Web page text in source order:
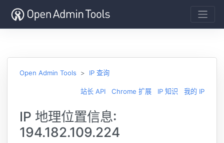
Open Admin Tools IP 查询
站长 API Chrome 扩展 IP 知识 我的 IP
IP 地理位置信息:
194.182.109.224